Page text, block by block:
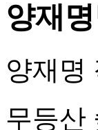
양재
양재명
무등산